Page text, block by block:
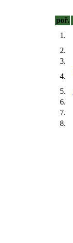
poř.
1.
2.
3.
4.
5.
6.
7.
8.